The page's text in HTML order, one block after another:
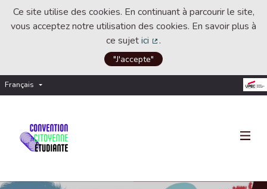
Ce site utilise des cookies. En continuant à parcourir le site,
vous acceptez notre utilisation des cookies. En savoir plus à
ce sujetici
(Lien externe)
.
"J'accepte"
Français Choisir la langue